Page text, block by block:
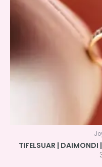
TIFELSUAR |